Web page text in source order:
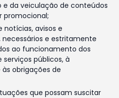
e da veiculação de conteúdos
promocional;
avisos e
e estritamente
ao funcionamento dos
públicos, à
obrigações de
que possam suscitar